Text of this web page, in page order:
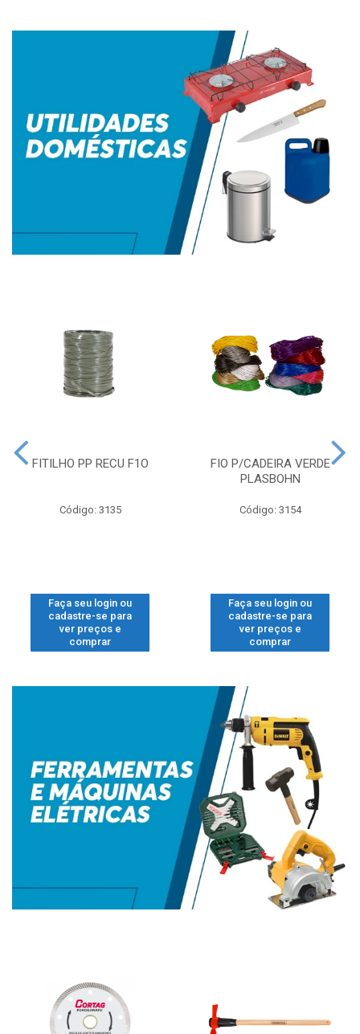
FITILHO PP RECU F1O
Código: 3135
Faça seu login ou
cadastre-se para
ver preços e
comprar
FIO P/CADEIRA VERDE
PLASBOHN
Código: 3154
Faça seu login ou
cadastre-se para
ver preços e
comprar